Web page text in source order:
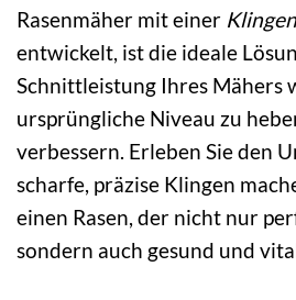
Rasenmäher mit einer
entwickelt, ist die ideale
Schnittleistung Ihres Mähers
ursprüngliche Niveau zu
verbessern. Erleben Sie den
scharfe, präzise Klingen
einen Rasen, der nicht nur
sondern auch gesund und